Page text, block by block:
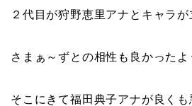
２代目が狩野恵里アナとキャラが
さまぁ～ずとの相性も良かったよ
そこにきて福田典子アナが良く